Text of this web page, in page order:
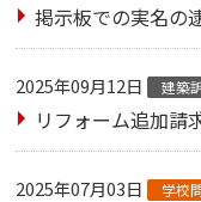
掲示板での実名の
2025年09月12日 建築
リフォーム追加請
2025年07月03日 学校